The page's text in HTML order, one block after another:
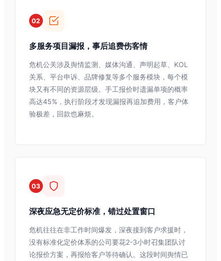
02
多服务项目漏报，事后追费伤客情
危机公关涉及舆情监测、媒体沟通、声明起草、KOL
关系、平台申诉、品牌修复等多个服务模块，每个模
块又有不同的资源层级。手工报价时遗漏单项的概率
高达45%，执行阶段才发现漏报再追加费用，客户体
验极差，回款也麻烦。
03
深夜应急无定价标准，错过处置窗口
危机往往在非工作时间爆发，深夜接到客户求援时，
没有标准化定价体系的公司要花2-3小时召集团队讨
论报价方案，再报给客户等待确认。这段时间舆情已